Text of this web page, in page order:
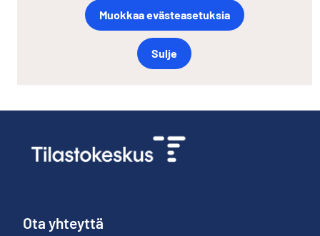
Muokkaa evästeasetuksia
Sulje
Ota yhteyttä